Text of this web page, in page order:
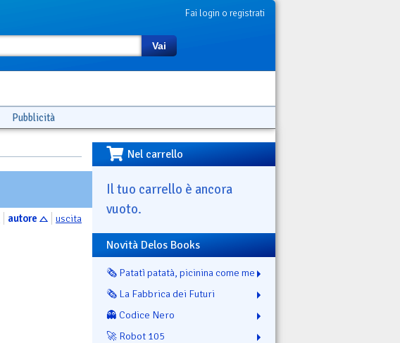
Fai login o registrati
Vai
Pubblicità
autore uscita
Nel carrello
Il tuo carrello è ancora
vuoto.
Novità Delos Books
🗞️ Patatì patatà, picinina come me
🗞️ La Fabbrica dei Futuri
👻 Codice Nero
🚀 Robot 105